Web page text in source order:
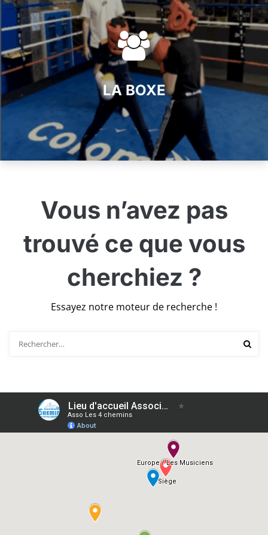
LA BOXE
Vous n’avez pas
trouvé ce que vous
cherchiez ?
Essayez notre moteur de recherche !